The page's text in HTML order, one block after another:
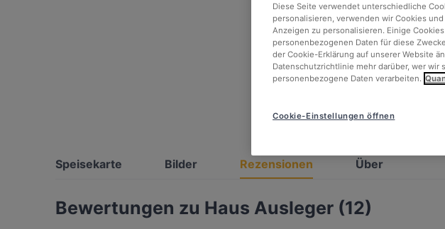
Speisekarte Bilder Rezensionen Über
Bewertungen zu Haus Ausleger (12)
Diese Seite verwendet unterschiedliche
personalisieren, verwenden wir Cookies
Anzeigen zu personalisieren. Einige
personenbezogenen Daten für diese
der Cookie-Erklärung auf unserer Website
Datenschutzrichtlinie mehr darüber, wer
personenbezogene Daten verarbeiten.
Cookie-Einstellungen öffnen